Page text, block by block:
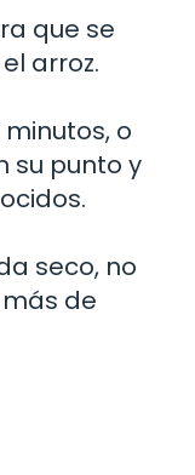
que se
arroz.
o
su punto y
seco, no
de